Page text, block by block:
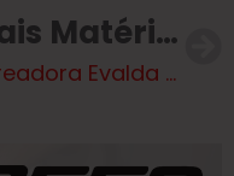
Mais Matérias
Vereadora Evalda Reis fala sobre *O Programa Bolsa Atleta*